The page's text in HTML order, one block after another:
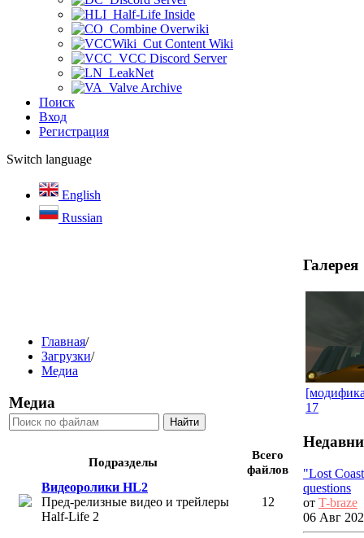
Half-Life Inside
Combine Overwiki
Cut Content Wiki
VCC Discord Server
LeakNet
Valve Archive
Поиск
Вход
Регистрация
Switch language
English
Russian
Главная/
Загрузки/
Медиа
Медиа
Подразделы
Всего
файлов
Видеоролики HL2
Пред-релизные видео и трейлеры
Half-Life 2
12
Галерея
17
"Lost
questions
от T-braze
06 Авг